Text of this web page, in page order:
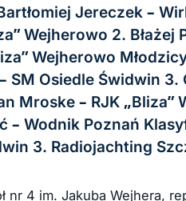
Jereczek –
Wejherowo 2. Błażej
Wejherowo
SM Osiedle Świdwin 3.
Mroske – RJK „Bliza”
Wodnik Poznań
3. Radiojachting
nr 4 im. Jakuba Wejhera,